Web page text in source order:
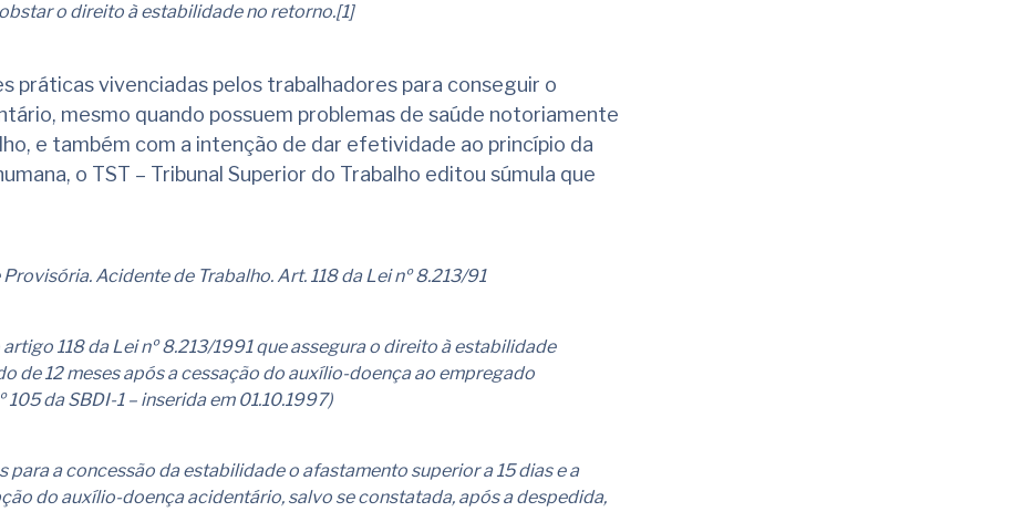
o direito à estabilidade no retorno.[1]
práticas vivenciadas pelos trabalhadores para conseguir o
mesmo quando possuem problemas de saúde notoriamente
e também com a intenção de dar efetividade ao princípio da
o TST – Tribunal Superior do Trabalho editou súmula que
Acidente de Trabalho. Art. 118 da Lei nº 8.213/91
118 da Lei nº 8.213/1991 que assegura o direito à estabilidade
de 12 meses após a cessação do auxílio-doença ao empregado
105 da SBDI-1 – inserida em 01.10.1997)
para a concessão da estabilidade o afastamento superior a 15 dias e a
do auxílio-doença acidentário, salvo se constatada, após a despedida,